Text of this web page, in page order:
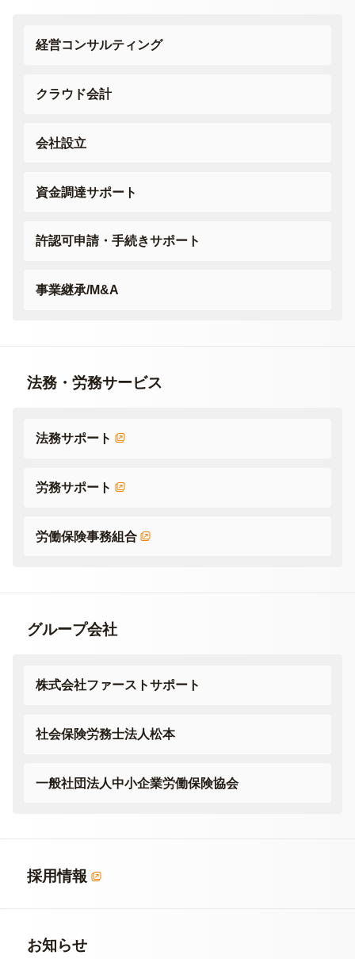
経営コンサルティング
クラウド会計
会社設立
資金調達サポート
許認可申請・手続きサポート
事業継承/M&A
法務・労務サービス
法務サポート
労務サポート
労働保険事務組合
グループ会社
株式会社ファーストサポート
社会保険労務士法人松本
一般社団法人中小企業労働保険協会
採用情報
お知らせ